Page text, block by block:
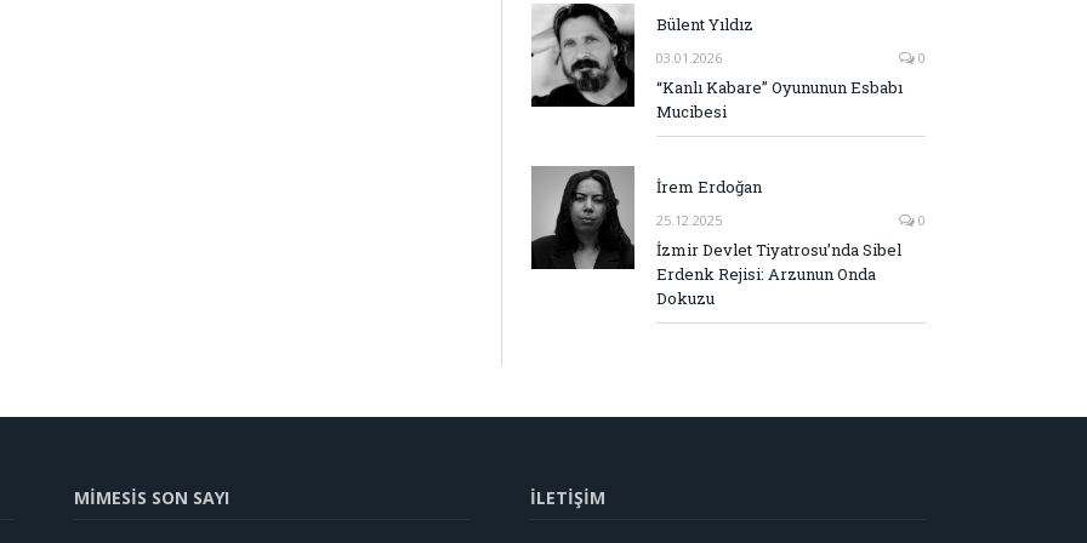
Bülent Yıldız
03.01.2026 0
“Kanlı Kabare” Oyununun Esbabı
Mucibesi
İrem Erdoğan
25.12.2025 0
İzmir Devlet Tiyatrosu’nda Sibel
Erdenk Rejisi: Arzunun Onda
Dokuzu
MİMESİS SON SAYI İLETİŞİM